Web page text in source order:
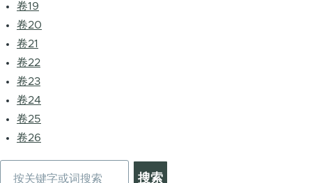
卷19
卷20
卷21
卷22
卷23
卷24
卷25
卷26